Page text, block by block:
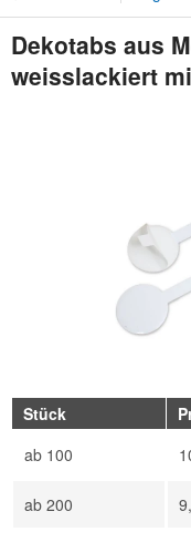
Dekotabs aus
weisslackiert
Stück
ab 100
ab 200